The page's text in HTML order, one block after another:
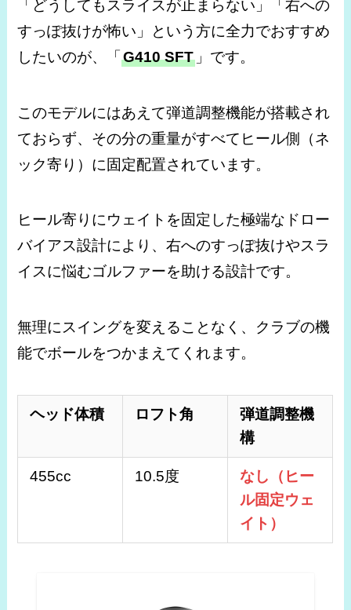
「どうしてもスライスが止まらない」「右への
すっぽ抜けが怖い」という方に全力でおすすめ
したいのが、「G410 SFT 」です。
このモデルにはあえて弾道調整機能が搭載され
ておらず、その分の重量がすべてヒール側（ネ
ック寄り）に固定配置されています。
ヒール寄りにウェイトを固定した極端なドロー
バイアス設計により、右へのすっぽ抜けやスラ
イスに悩むゴルファーを助ける設計です。
無理にスイングを変えることなく、クラブの機
能でボールをつかまえてくれます。
ヘッド体積 ロフト角
弾道調整機
構
455cc 10.5度
なし（ヒー
ル固定ウェ
イト）